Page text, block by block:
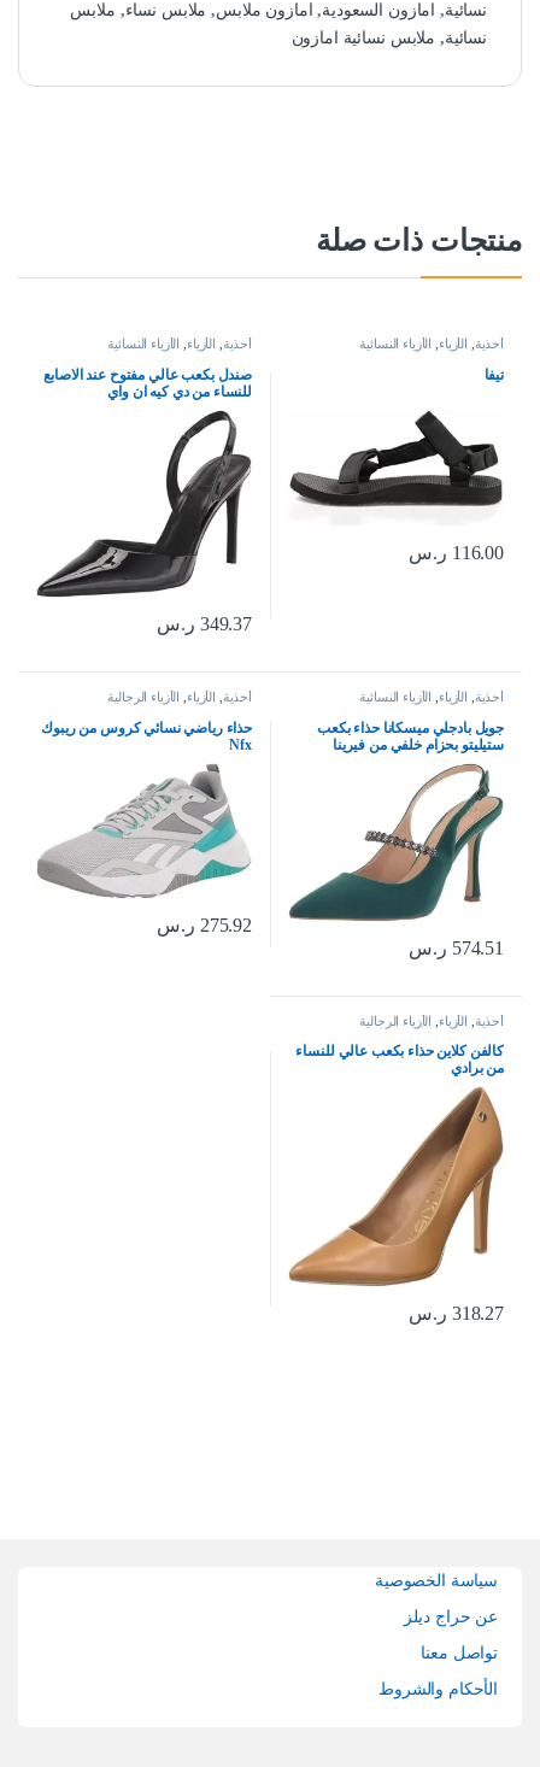
نسائية, امازون السعودية, امازون ملابس, ملابس نساء, ملابس
نسائية, ملابس نسائية امازون
منتجات ذات صلة
أحذية الأزياء الأزياء النسائية
تيفا
116.00 ر.س
أحذية الأزياء الأزياء النسائية
صندل بكعب عالي مفتوح عند الاصابع
للنساء من دي كيه ان واي
349.37 ر.س
أحذية الأزياء الأزياء النسائية
جويل بادجلي ميسكانا حذاء بكعب
ستيليتو بحزام خلفي من فيرينا
574.51 ر.س
أحذية الأزياء الأزياء الرجالية
حذاء رياضي نسائي كروس من ريبوك
Nfx
275.92 ر.س
أحذية الأزياء الأزياء الرجالية
كالفن كلاين حذاء بكعب عالي للنساء
من برادي
318.27 ر.س
سياسة الخصوصية
عن حراج ديلز
تواصل معنا
الأحكام والشروط